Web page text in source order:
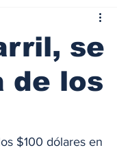
se
de los
$100 dólares en